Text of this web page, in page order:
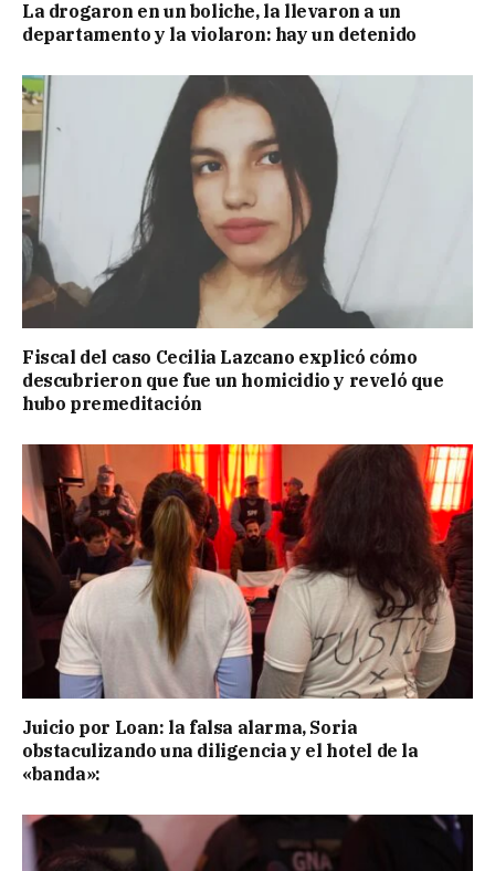
La drogaron en un boliche, la llevaron a un
departamento y la violaron: hay un detenido
Fiscal del caso Cecilia Lazcano explicó cómo
descubrieron que fue un homicidio y reveló que
hubo premeditación
Juicio por Loan: la falsa alarma, Soria
obstaculizando una diligencia y el hotel de la
«banda»: